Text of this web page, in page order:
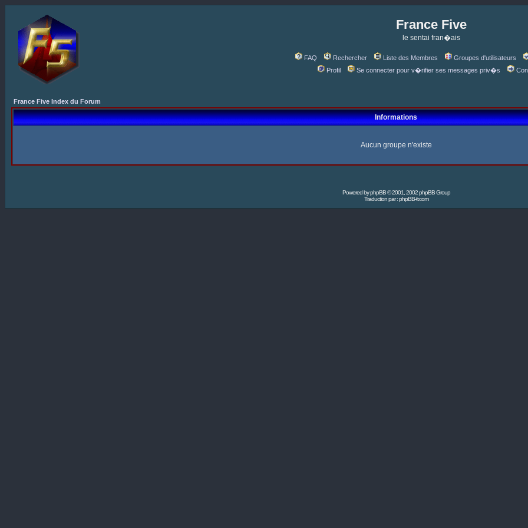
France Five
le sentai fran�ais
FAQ Rechercher Liste des Membres Groupes d'utilisateurs
Profil
Se connecter pour v�rifier ses messages priv�s
France Five Index du Forum
Informations
Aucun groupe n'existe
Powered byphpBB© 2001, 2002 phpBB Group
Traduction par :phpBB-fr.com